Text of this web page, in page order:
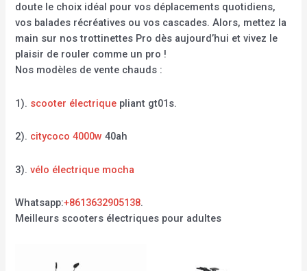
doute le choix idéal pour vos déplacements quotidiens,
vos balades récréatives ou vos cascades. Alors, mettez la
main sur nos trottinettes Pro dès aujourd’hui et vivez le
plaisir de rouler comme un pro !
Nos modèles de vente chauds :
1). scooter électrique pliant gt01s.
2). citycoco 4000w 40ah
3).vélo électrique mocha
Whatsapp:+8613632905138.
Meilleurs scooters électriques pour adultes